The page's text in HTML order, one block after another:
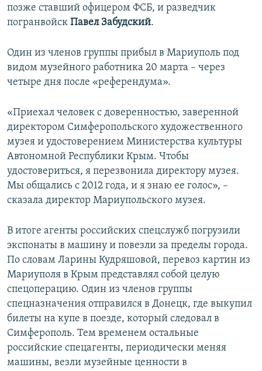
позже ставший офицером ФСБ, и разведчик
погранвойск Павел Забудский.
Один из членов группы прибыл в Мариуполь под
видом музейного работника 20 марта – через
четыре дня после «референдума».
«Приехал человек с доверенностью, заверенной
директором Симферопольского художественного
музея и удостоверением Министерства культуры
Автономной Республики Крым. Чтобы
удостовериться, я перезвонила директору музея.
Мы общались с 2012 года, и я знаю ее голос», –
сказала директор Мариупольского музея.
В итоге агенты российских спецслужб погрузили
экспонаты в машину и повезли за пределы города.
По словам Ларины Кудряшовой, перевоз картин из
Мариуполя в Крым представлял собой целую
спецоперацию. Один из членов группы
спецназначения отправился в Донецк, где выкупил
билеты на купе в поезде, который следовал в
Симферополь. Тем временем остальные
российские спецагенты, периодически меняя
машины, везли музейные ценности в